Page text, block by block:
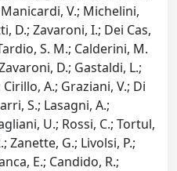
Manicardi, V.; Michelini,
D.; Zavaroni, I.; Dei Cas,
S. M.; Calderini, M.
D.; Gastaldi, L.;
A.; Graziani, V.; Di
S.; Lasagni, A.;
U.; Rossi, C.; Tortul,
Zanette, G.; Livolsi, P.;
E.; Candido, R.;